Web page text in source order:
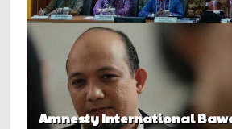
Amnesty International